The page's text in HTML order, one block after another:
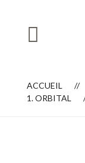
ACCUEIL
1. ORBITAL